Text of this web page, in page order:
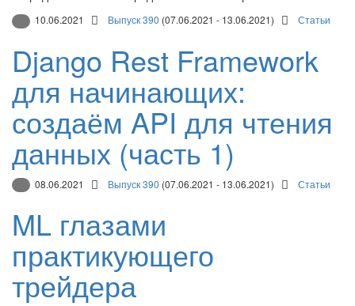
10.06.2021 Выпуск 390 (07.06.2021 - 13.06.2021) Статьи
Django Rest Framework
для начинающих:
создаём API для чтения
данных (часть 1)
08.06.2021 Выпуск 390 (07.06.2021 - 13.06.2021) Статьи
ML глазами
практикующего
трейдера